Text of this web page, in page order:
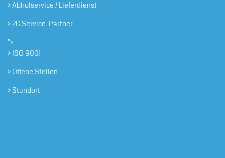
> Abholservice / Lieferdienst
> 2G Service-Partner
">
> ISO 9001
> Offene Stellen
> Standort